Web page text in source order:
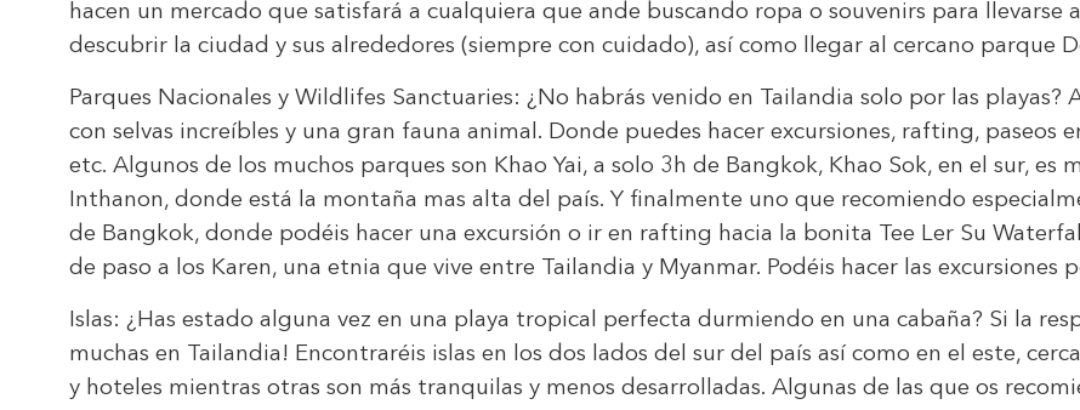
hacen un mercado que satisfará a cualquiera que ande buscando ropa o souvenirs para llevarse
descubrir la ciudad y sus alrededores (siempre con cuidado), así como llegar al cercano parque
Parques Nacionales y Wildlifes Sanctuaries: ¿No habrás venido en Tailandia solo por las
con selvas increíbles y una gran fauna animal. Donde puedes hacer excursiones, rafting, paseos
etc. Algunos de los muchos parques son Khao Yai, a solo 3h de Bangkok, Khao Sok, en el sur,
Inthanon, donde está la montaña mas alta del país. Y finalmente uno que recomiendo
de Bangkok, donde podéis hacer una excursión o ir en rafting hacia la bonita Tee Ler Su
de paso a los Karen, una etnia que vive entre Tailandia y Myanmar. Podéis hacer las excursiones
Islas: ¿Has estado alguna vez en una playa tropical perfecta durmiendo en una cabaña? Si la
muchas en Tailandia! Encontraréis islas en los dos lados del sur del país así como en el este,
y hoteles mientras otras son más tranquilas y menos desarrolladas. Algunas de las que os